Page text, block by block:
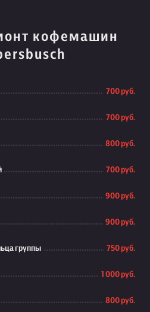
кофемашин
700 руб.
700 руб.
800 руб.
700 руб.
900 руб.
900 руб.
группы 750 руб.
1 000 руб.
800 руб.